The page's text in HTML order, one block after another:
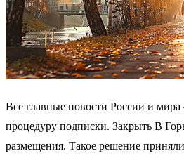
Все главные новости России и
процедуру подписки. Закрыть В
размещения. Такое решение